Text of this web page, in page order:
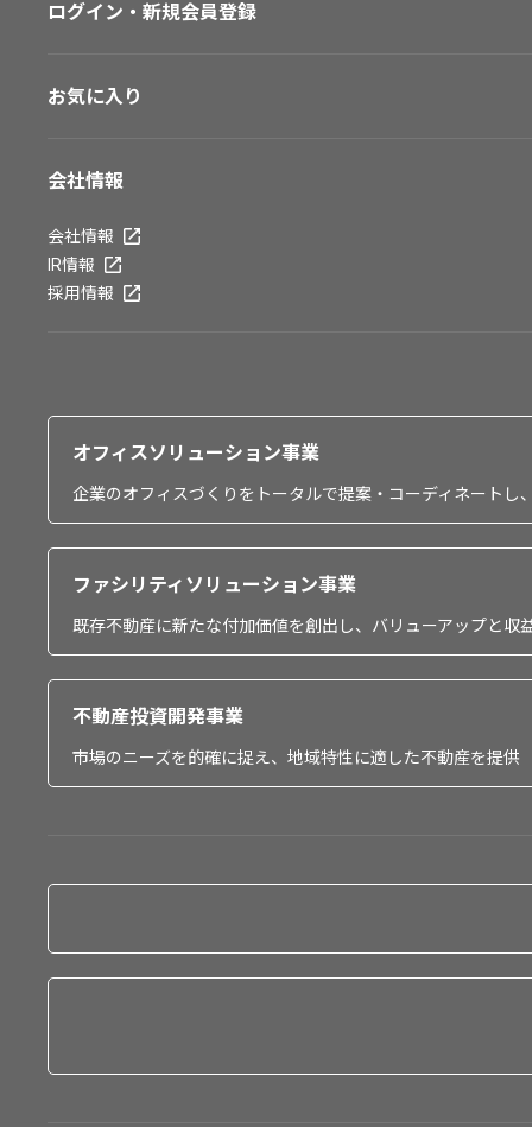
ログイン・新規会員登録
お気に入り
会社情報
会社情報
IR情報
採用情報
オフィスソリューション事業
企業のオフィスづくりをトータルで提案・コーディネート
ファシリティソリューション事業
既存不動産に新たな付加価値を創出し、バリューアップと収
不動産投資開発事業
市場のニーズを的確に捉え、地域特性に適した不動産を提供